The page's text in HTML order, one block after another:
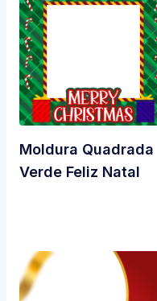
Moldura Quadrada
Verde Feliz Natal